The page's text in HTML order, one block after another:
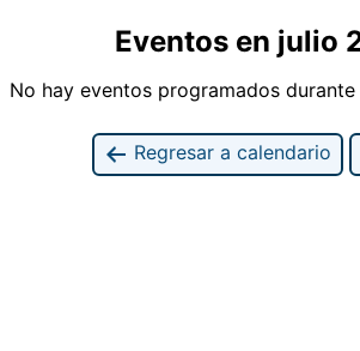
Eventos en julio
No hay eventos programados durante
Regresar a calendario